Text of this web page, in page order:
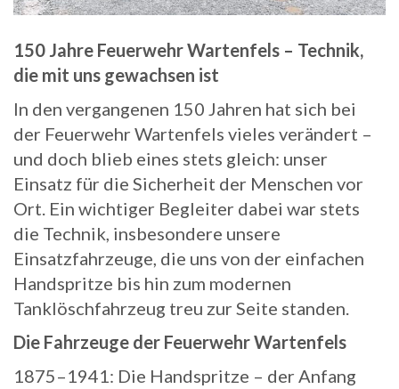
150 Jahre Feuerwehr Wartenfels – Technik,
die mit uns gewachsen ist
In den vergangenen 150 Jahren hat sich bei
der Feuerwehr Wartenfels vieles verändert –
und doch blieb eines stets gleich: unser
Einsatz für die Sicherheit der Menschen vor
Ort. Ein wichtiger Begleiter dabei war stets
die Technik, insbesondere unsere
Einsatzfahrzeuge, die uns von der einfachen
Handspritze bis hin zum modernen
Tanklöschfahrzeug treu zur Seite standen.
Die Fahrzeuge der Feuerwehr Wartenfels
1875–1941: Die Handspritze – der Anfang